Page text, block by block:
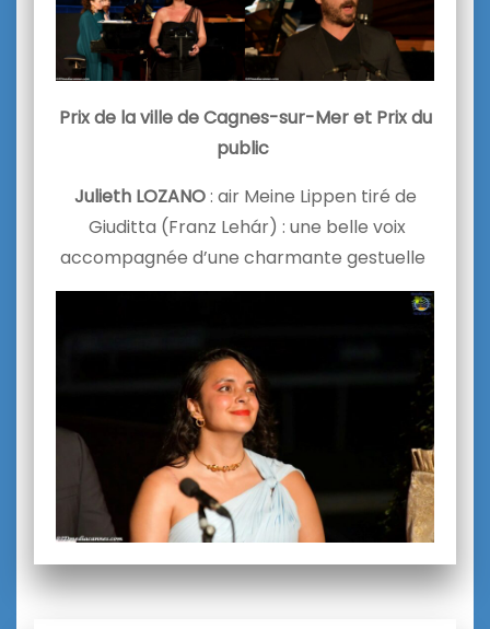
Prix de la ville de Cagnes-sur-Mer et Prix du
public
Julieth LOZANO: air Meine Lippen tiré de
Giuditta (Franz Lehár) : une belle voix
accompagnée d’une charmante gestuelle